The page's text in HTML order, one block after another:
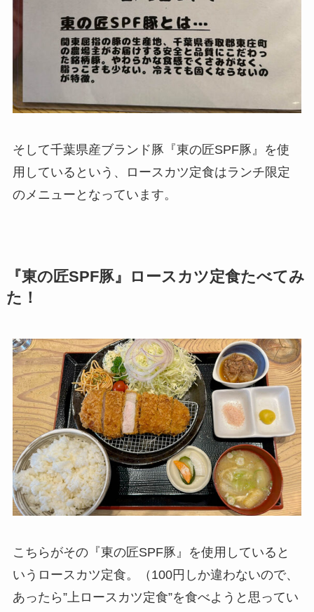
そして千葉県産ブランド豚『東の匠SPF豚』を使
用しているという、ロースカツ定食はランチ限定
のメニューとなっています。
『東の匠SPF豚』ロースカツ定食たべてみ
た！
こちらがその『東の匠SPF豚』を使用していると
いうロースカツ定食。（100円しか違わないので、
あったら”上ロースカツ定食”を食べようと思ってい